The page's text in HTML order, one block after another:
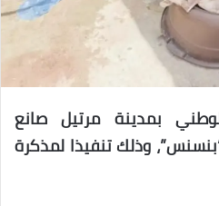
بمدينة مرتيل صانع
وذلك تنفيذا لمذكرة